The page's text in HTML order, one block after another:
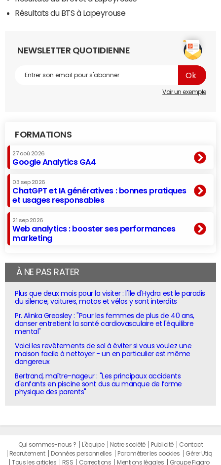
Résultats du BTS à Lapeyrouse
NEWSLETTER QUOTIDIENNE
Voir un exemple
FORMATIONS
27 aoû 2026
Google Analytics GA4
03 sep 2026
ChatGPT et IA génératives : bonnes pratiques
et usages responsables
21 sep 2026
Web analytics : booster ses performances
marketing
À NE PAS RATER
Plus que deux mois pour la visiter : l'île d'Hydra est le paradis
du silence, voitures, motos et vélos y sont interdits
Pr. Alinka Greasley : "Pour les femmes de plus de 40 ans,
danser entretient la santé cardiovasculaire et l'équilibre
mental"
Voici les revêtements de sol à éviter si vous voulez une
maison facile à nettoyer - un en particulier est même
dangereux
Bertrand, maître-nageur : "Les principaux accidents
d'enfants en piscine sont dus au manque de forme
physique des parents"
Qui sommes-nous ? L'équipe Notre société Publicité
Contact
Recrutement
Données personnelles Paramétrer les cookies
Gérer Utiq
Tous les articles
RSS Corrections Mentions légales Groupe Figaro